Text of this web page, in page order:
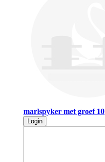
marlspyker met groef 10
Login